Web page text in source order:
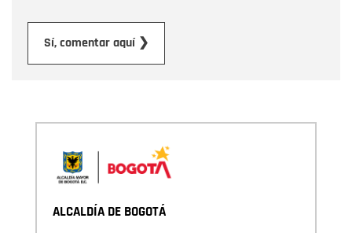
Sí, comentar aquí ❯
ALCALDÍA DE BOGOTÁ